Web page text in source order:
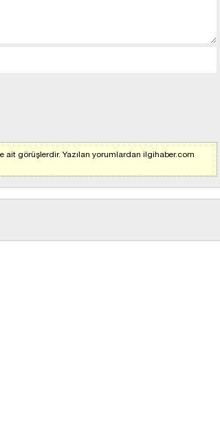
ait görüşlerdir. Yazılan yorumlardan ilgihaber.com